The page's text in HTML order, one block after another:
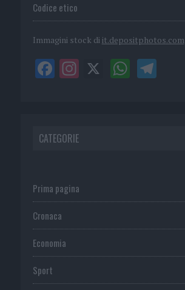
Codice etico
Immagini stock di it.depositphotos.com
CATEGORIE
Prima pagina
Cronaca
Economia
Sport